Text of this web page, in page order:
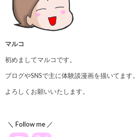
マルコ
初めましてマルコです。
ブログやSNSで主に体験談漫画を描いてます。
よろしくお願いいたします。
＼ Follow me ／